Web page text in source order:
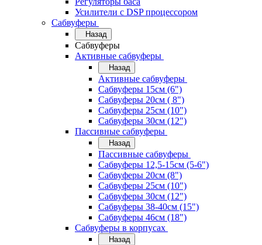
Усилители с DSP процессором
Сабвуферы
Назад
Сабвуферы
Активные сабвуферы
Назад
Активные сабвуферы
Сабвуферы 15см (6")
Сабвуферы 20см ( 8")
Сабвуферы 25см (10")
Сабвуферы 30см (12")
Пассивные сабвуферы
Назад
Пассивные сабвуферы
Сабвуферы 12,5-15см (5-6")
Сабвуферы 20см (8")
Сабвуферы 25см (10")
Сабвуферы 30см (12")
Сабвуферы 38-40см (15")
Сабвуферы 46см (18")
Сабвуферы в корпусах
Назад